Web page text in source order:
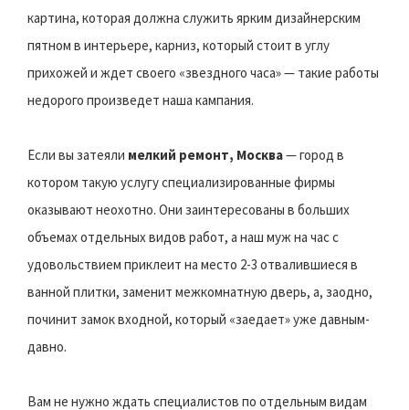
картина, которая должна служить ярким дизайнерским
пятном в интерьере, карниз, который стоит в углу
прихожей и ждет своего «звездного часа» — такие работы
недорого произведет наша кампания.
Если вы затеяли мелкий ремонт, Москва— город в
котором такую услугу специализированные фирмы
оказывают неохотно. Они заинтересованы в больших
объемах отдельных видов работ, а наш муж на час с
удовольствием приклеит на место 2-3 отвалившиеся в
ванной плитки, заменит межкомнатную дверь, а, заодно,
починит замок входной, который «заедает» уже давным-
давно.
Вам не нужно ждать специалистов по отдельным видам